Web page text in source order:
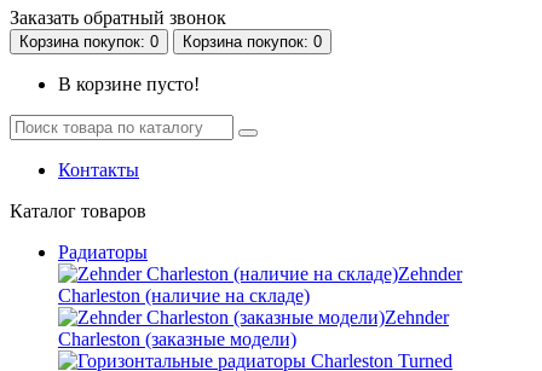
Заказать обратный звонок
Корзинапокупок: 0 Корзинапокупок: 0
В корзине пусто!
Контакты
Каталог товаров
Радиаторы
Zehnder
Charleston (наличие на складе)
Zehnder
Charleston (заказные модели)